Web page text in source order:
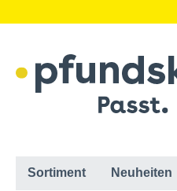
Sortiment Neuheiten